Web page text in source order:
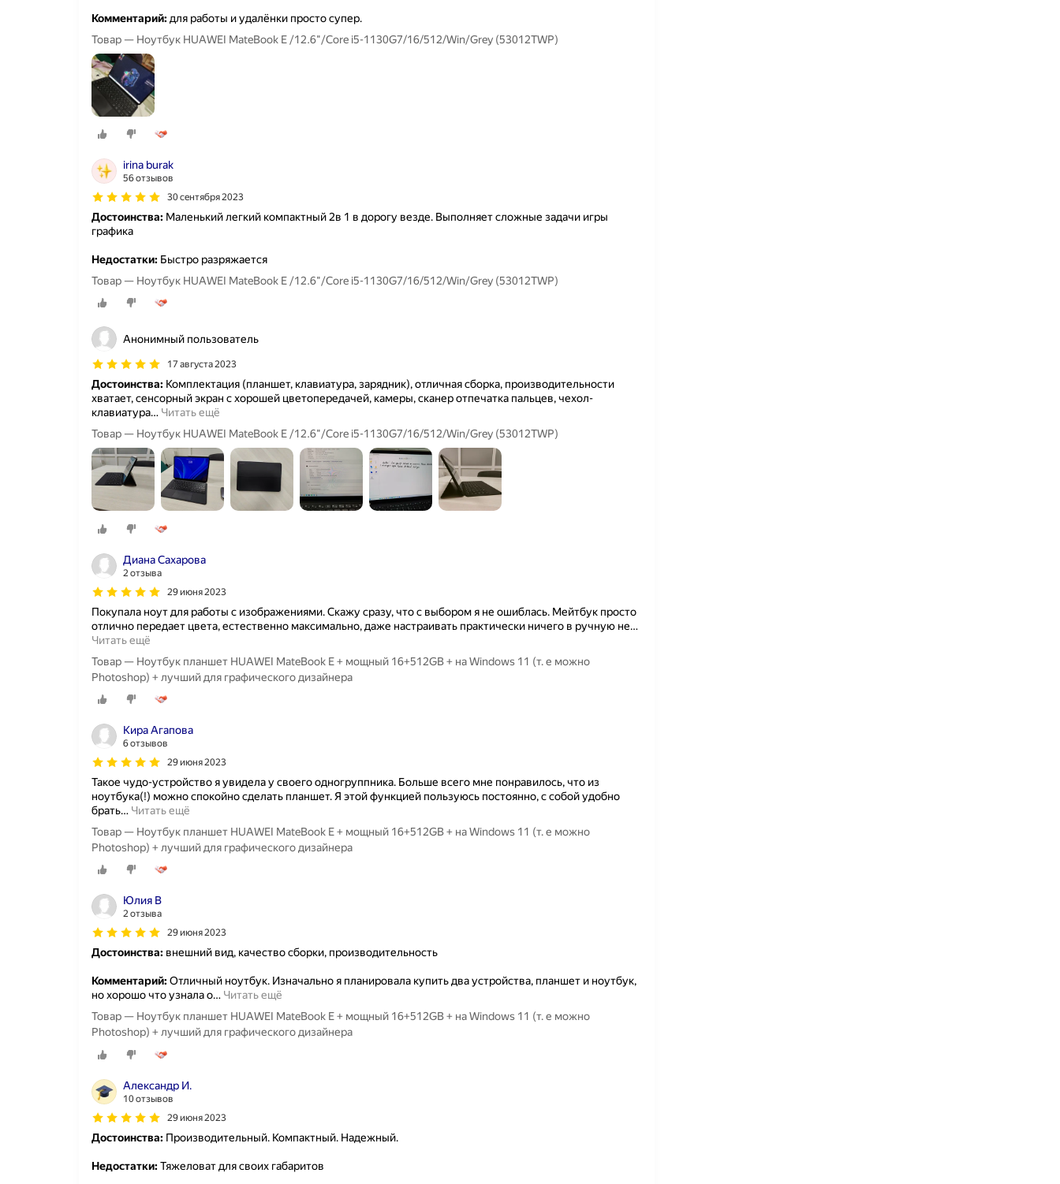
Комментарий: для работы и удалёнки просто супер.
Товар — Ноутбук HUAWEI MateBook E /12.6"/Core i5-1130G7/16/512/Win/Grey (53012TWP)
irina burak
56 отзывов
30 сентября 2023
Достоинства: Маленький легкий компактный 2в 1 в дорогу везде. Выполняет сложные задачи игры
графика
Недостатки: Быстро разряжается
Товар — Ноутбук HUAWEI MateBook E /12.6"/Core i5-1130G7/16/512/Win/Grey (53012TWP)
Анонимный пользователь
17 августа 2023
Достоинства: Комплектация (планшет, клавиатура, зарядник), отличная сборка, производительности
хватает, сенсорный экран с хорошей цветопередачей, камеры, сканер отпечатка пальцев, чехол-
клавиатура… Читать ещё
Товар — Ноутбук HUAWEI MateBook E /12.6"/Core i5-1130G7/16/512/Win/Grey (53012TWP)
Диана Сахарова
2 отзыва
29 июня 2023
Покупала ноут для работы с изображениями. Скажу сразу, что с выбором я не ошиблась. Мейтбук просто
отлично передает цвета, естественно максимально, даже настраивать практически ничего в ручную не…
Читать ещё
Товар — Ноутбук планшет HUAWEI MateBook E + мощный 16+512GB + на Windows 11 (т. е можно
Photoshop) + лучший для графического дизайнера
Кира Агапова
6 отзывов
29 июня 2023
Такое чудо-устройство я увидела у своего одногруппника. Больше всего мне понравилось, что из
ноутбука(!) можно спокойно сделать планшет. Я этой функцией пользуюсь постоянно, с собой удобно
брать… Читать ещё
Товар — Ноутбук планшет HUAWEI MateBook E + мощный 16+512GB + на Windows 11 (т. е можно
Photoshop) + лучший для графического дизайнера
Юлия В
2 отзыва
29 июня 2023
Достоинства: внешний вид, качество сборки, производительность
Комментарий:Отличный ноутбук. Изначально я планировала купить два устройства, планшет и ноутбук,
но хорошо что узнала о… Читать ещё
Товар — Ноутбук планшет HUAWEI MateBook E + мощный 16+512GB + на Windows 11 (т. е можно
Photoshop) + лучший для графического дизайнера
Александр И.
10 отзывов
29 июня 2023
Достоинства: Производительный. Компактный. Надежный.
Недостатки:Тяжеловат для своих габаритов